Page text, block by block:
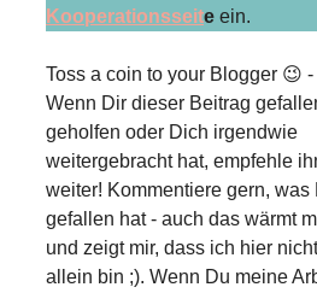
Kooperationsseite ein.
Toss a coin to your Blogger 😉 -
Wenn Dir dieser Beitrag
geholfen oder Dich irgendwie
weitergebracht hat, empfehle
weiter! Kommentiere gern, was
gefallen hat - auch das wärmt
und zeigt mir, dass ich hier nicht
allein bin ;). Wenn Du meine